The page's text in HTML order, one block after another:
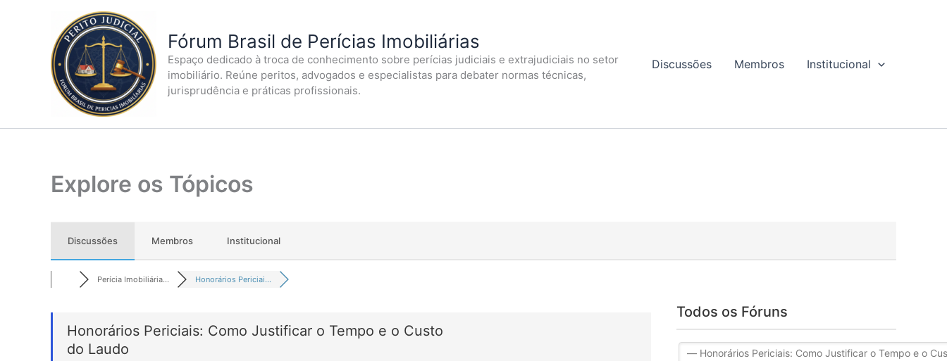
Fórum Brasil de Perícias Imobiliárias
Espaço dedicado à troca de conhecimento sobre perícias judiciais e extrajudiciais no setor
imobiliário. Reúne peritos, advogados e especialistas para debater normas técnicas,
jurisprudência e práticas profissionais.
Discussões Membros Institucional
Explore os Tópicos
Discussões Membros Institucional
Perícia Imobiliária... Honorários Periciai...
Honorários Periciais: Como Justificar o Tempo e o Custo
do Laudo
Todos os Fóruns